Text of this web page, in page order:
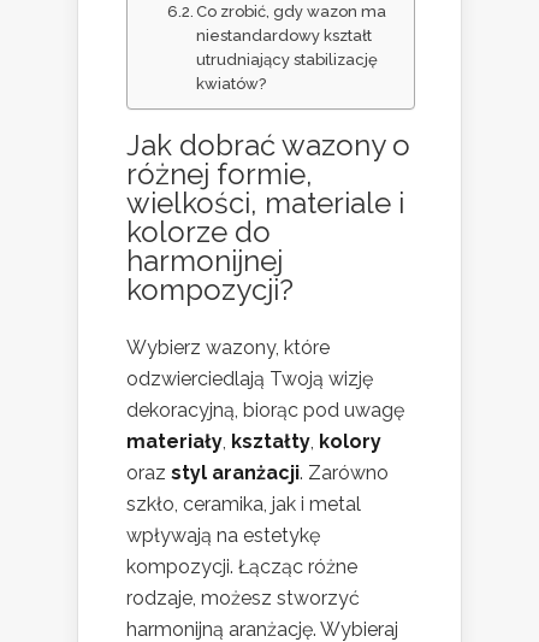
Co zrobić, gdy wazon ma
niestandardowy kształt
utrudniający stabilizację
kwiatów?
Jak dobrać wazony o
różnej formie,
wielkości, materiale i
kolorze do
harmonijnej
kompozycji?
Wybierz wazony, które
odzwierciedlają Twoją wizję
dekoracyjną, biorąc pod uwagę
materiały, kształty, kolory
oraz styl aranżacji. Zarówno
szkło, ceramika, jak i metal
wpływają na estetykę
kompozycji. Łącząc różne
rodzaje, możesz stworzyć
harmonijną aranżację. Wybieraj